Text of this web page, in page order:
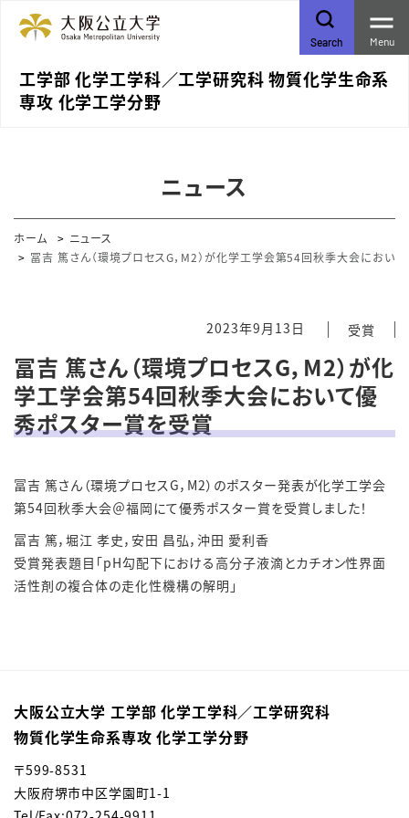
工学部 化学工学科／⼯学研究科 物質化学⽣命系
専攻 化学⼯学分野
Search Menu
ニュース
ホーム
ニュース
冨吉 篤さん（環境プロセスG，M2）が化学工学会第54回秋季大会におい
2023年9月13日 受賞
冨吉 篤さん（環境プロセスG，M2）が化
学工学会第54回秋季大会において優
秀ポスター賞を受賞
冨吉 篤さん（環境プロセスG，M2）のポスター発表が化学工学会
第54回秋季大会＠福岡にて優秀ポスター賞を受賞しました！
冨吉 篤，堀江 孝史，安田 昌弘，沖田 愛利香
受賞発表題目「pH勾配下における高分子液滴とカチオン性界面
活性剤の複合体の走化性機構の解明」
大阪公立大学 工学部 化学工学科／⼯学研究科
物質化学⽣命系専攻 化学⼯学分野
〒599-8531
大阪府堺市中区学園町1-1